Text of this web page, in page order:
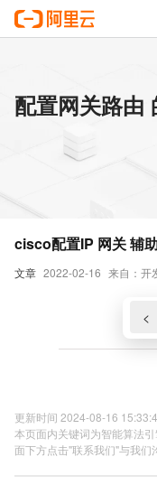
配置网关路由
文章 2022-02-16 来自：开
cisco配置IP 网关 辅
<
更新时间 2024-08-16
本页面内关键词为智能算法
面下方点击"联系我们"与我们